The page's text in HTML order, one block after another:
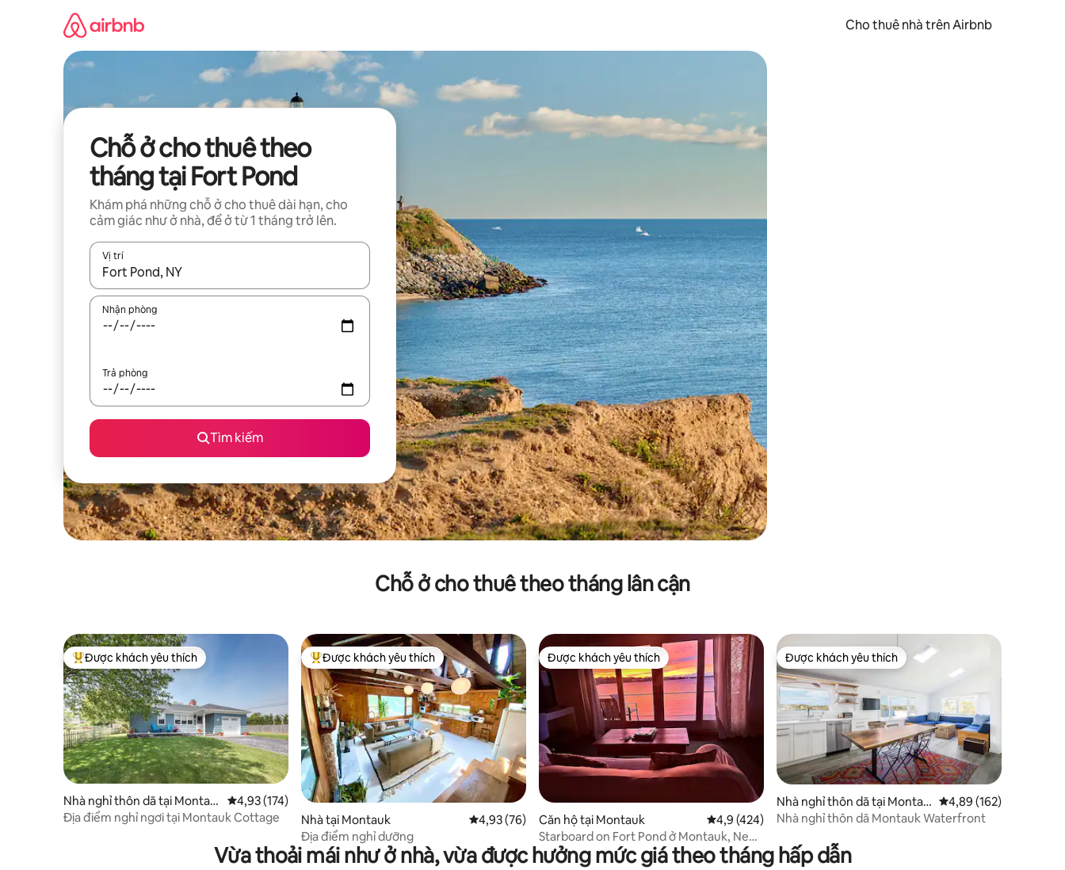
Cho thuê nhà trên Airbnb
Chỗ ở cho thuê theo
tháng tại Fort Pond
Khám phá những chỗ ở cho thuê dài hạn, cho
cảm giác như ở nhà, để ở từ 1 tháng trở lên.
Vị trí
Khi có kết quả, hãy điều hướng bằng phím mũi tên lên và xuống hoặc khám phá bằng các thao tác chạm hoặc vuốt.
Nhận phòng
Trả phòng
Tìm kiếm
Chỗ ở cho thuê theo tháng lân cận
Được khách yêu thích nhất
Được khách yêu thích
Nhà nghỉ thôn dã tại Montau
k
Xếp hạng trung bình 4,93/5, 174 đánh giá
4,93 (174)
Địa điểm nghỉ ngơi tại Montauk Cottage
Được khách yêu thích nhất
Được khách yêu thích
Nhà tại Montauk Xếp hạng trung bình 4,93/5, 76 đánh giá
4,93 (76)
Địa điểm nghỉ dưỡng
Được khách yêu thích
Được khách yêu thích
Căn hộ tại Montauk Xếp hạng trung bình 4,9/5, 424 đánh giá
4,9 (424)
Starboard on Fort Pond ở Montauk, New
York
Được khách yêu thích
Được khách yêu thích
Nhà nghỉ thôn dã tại Montau
k
Xếp hạng trung bình
4,89 (162)
Nhà nghỉ thôn dã Montauk Waterfront
Vừa thoải mái như ở nhà, vừa được hưởng mức giá theo tháng hấp dẫn